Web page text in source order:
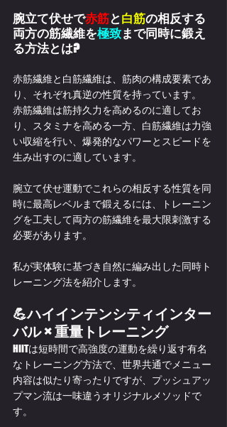
腕立て伏せで赤筋と白筋の相反する
両方の筋繊維を極致まで同時に鍛え
る方法とは?
赤筋繊維と白筋繊維は、筋肉の構成要素であ
り、それぞれ真逆の性質を持っています。
赤筋繊維は筋持久力を高めるのに適してお
り、スタミナを高める一方、白筋繊維は力強
い収縮を行い、爆発的なパワーとスピードを
生み出すのに適しています。
腕立て伏せ運動でこれらの相反する性質を同
時に最高レベルまで鍛えるには、トレーニン
グを工夫して両方の筋繊維を最大限刺激する
必要があります。
私が実体験に基づき自然に編み出した同時ト
レーニング法を紹介します。
💪ハイインテンシティインター
バル × 重量トレーニング
HIITは短時間で高強度の運動を繰り返す有名
なトレーニング方法で、世界共通でメニュー
内容は似たり寄ったりですが、プッシュアッ
プマン流は一味違うオリジナルメソッドで
す。